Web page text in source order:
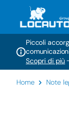
Piccoli
Scopri di più
Home Note